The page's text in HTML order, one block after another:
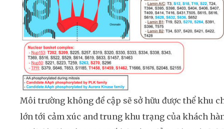
Môi trường không đề cập sẽ sở hữu được thể khu
lớn tới cảm xúc and trung khu trạng của khách